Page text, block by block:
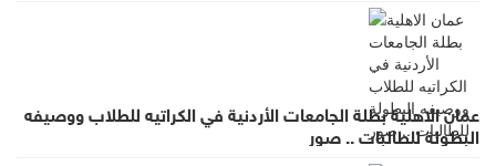
عمان الاهلية بطلة الجامعات الأردنية في الكراتيه للطلاب ووصيفه
البطولة للطالبات .. صور